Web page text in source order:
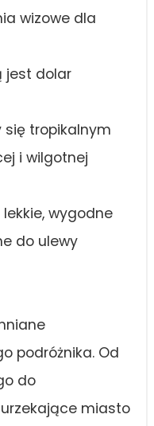
wizowe dla
jest dolar
się tropikalnym
i wilgotnej
wygodne
do ulewy
podróżnika. Od
do
miasto